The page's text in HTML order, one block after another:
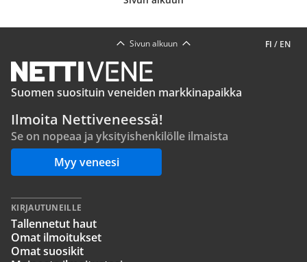
FI / EN
Sivun alkuun
Suomen suosituin veneiden markkinapaikka
Ilmoita Nettiveneessä!
Se on nopeaa ja yksityishenkilölle ilmaista
Myy veneesi
KIRJAUTUNEILLE
Tallennetut haut
Omat ilmoitukset
Omat suosikit